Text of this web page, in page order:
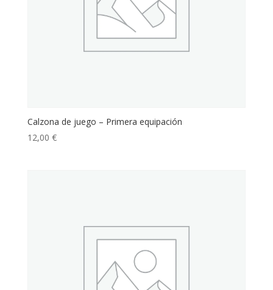
Calzona de juego – Primera equipación
12,00 €